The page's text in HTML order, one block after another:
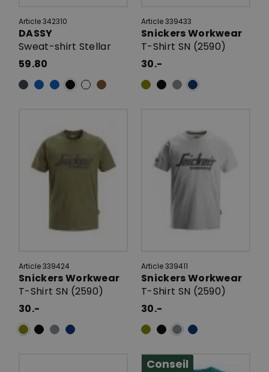
Article 342310
DASSY
Sweat-shirt Stellar
59.80
Article 339433
Snickers Workwear
T-Shirt SN (2590)
30.-
Article 339424
Snickers Workwear
T-Shirt SN (2590)
30.-
Article 339411
Snickers Workwear
T-Shirt SN (2590)
30.-
Conseil